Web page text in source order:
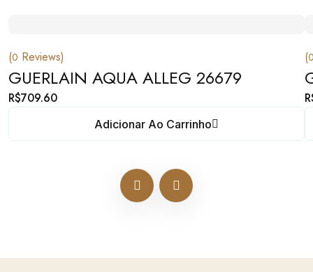
(0 Reviews)
GUERLAIN AQUA ALLEG 26679
R$709.60
Adicionar Ao Carrinho
(